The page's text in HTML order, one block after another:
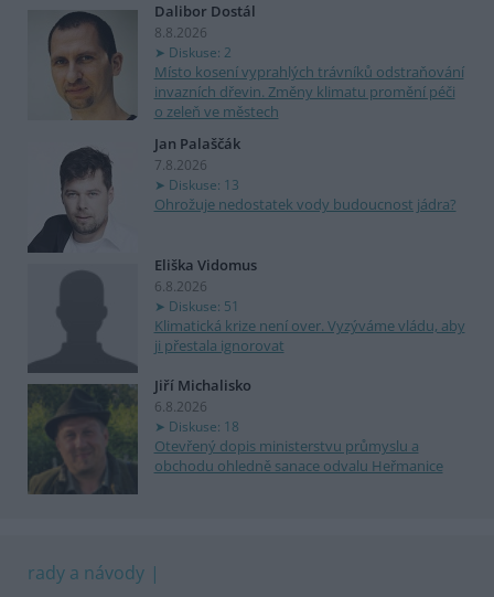
Dalibor Dostál
8.8.2026
Diskuse: 2
Místo kosení vyprahlých trávníků odstraňování
invazních dřevin. Změny klimatu promění péči
o zeleň ve městech
Jan Palaščák
7.8.2026
Diskuse: 13
Ohrožuje nedostatek vody budoucnost jádra?
Eliška Vidomus
6.8.2026
Diskuse: 51
Klimatická krize není over. Vyzýváme vládu, aby
ji přestala ignorovat
Jiří Michalisko
6.8.2026
Diskuse: 18
Otevřený dopis ministerstvu průmyslu a
obchodu ohledně sanace odvalu Heřmanice
rady a návody